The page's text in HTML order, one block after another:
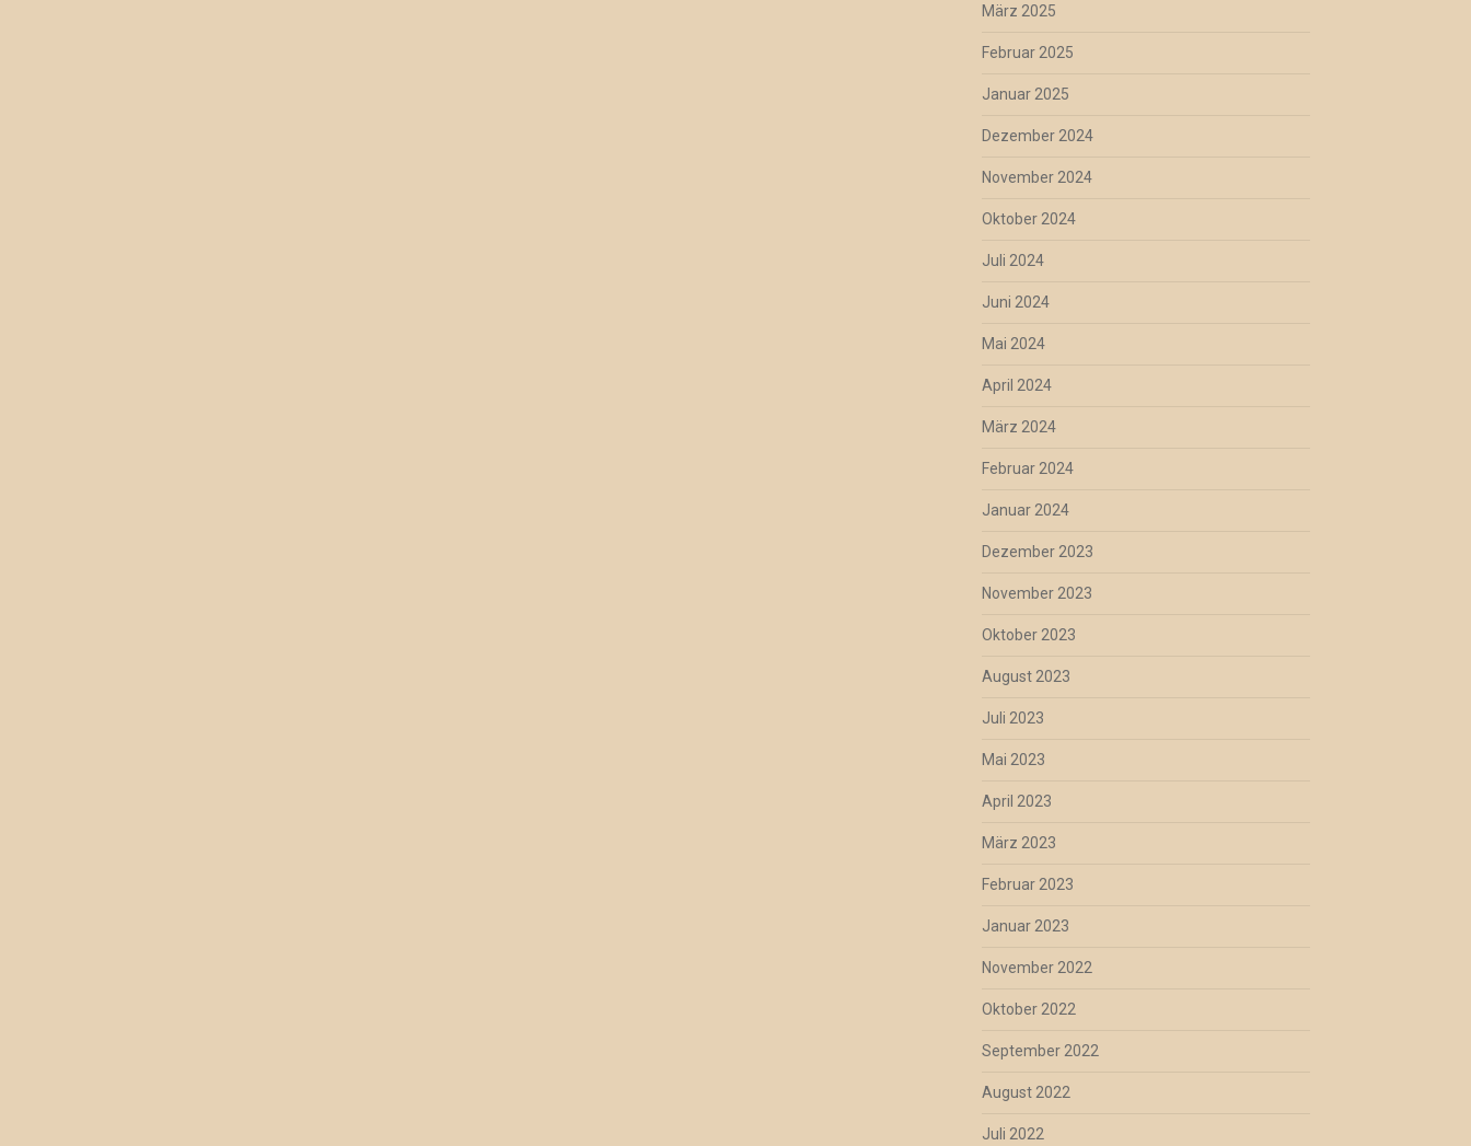
März 2025
Februar 2025
Januar 2025
Dezember 2024
November 2024
Oktober 2024
Juli 2024
Juni 2024
Mai 2024
April 2024
März 2024
Februar 2024
Januar 2024
Dezember 2023
November 2023
Oktober 2023
August 2023
Juli 2023
Mai 2023
April 2023
März 2023
Februar 2023
Januar 2023
November 2022
Oktober 2022
September 2022
August 2022
Juli 2022